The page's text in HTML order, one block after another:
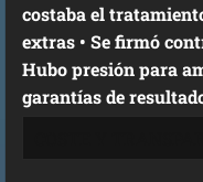
costaba el tratamiento • El precio incluía todo o
extras • Se firmó
Hubo presión para
garantías de